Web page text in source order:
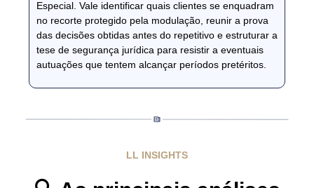
Especial. Vale identificar quais clientes se enquadram
no recorte protegido pela modulação, reunir a prova
das decisões obtidas antes do repetitivo e estruturar a
tese de segurança jurídica para resistir a eventuais
autuações que tentem alcançar períodos pretéritos.
LL INSIGHTS